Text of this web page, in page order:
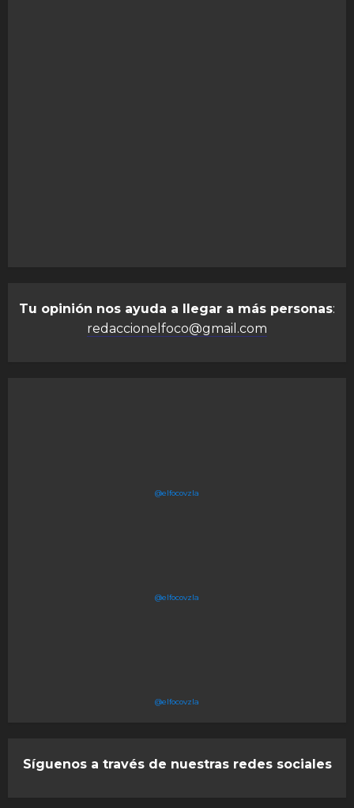
Tu opinión nos ayuda a llegar a más personas:
redaccionelfoco@gmail.com
@elfocovzla
@elfocovzla
@elfocovzla
Síguenos a través de nuestras redes sociales